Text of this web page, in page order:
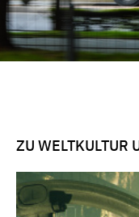
ZU WELTKULTUR